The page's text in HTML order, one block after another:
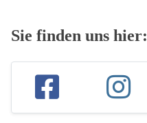
Sie finden uns hier: